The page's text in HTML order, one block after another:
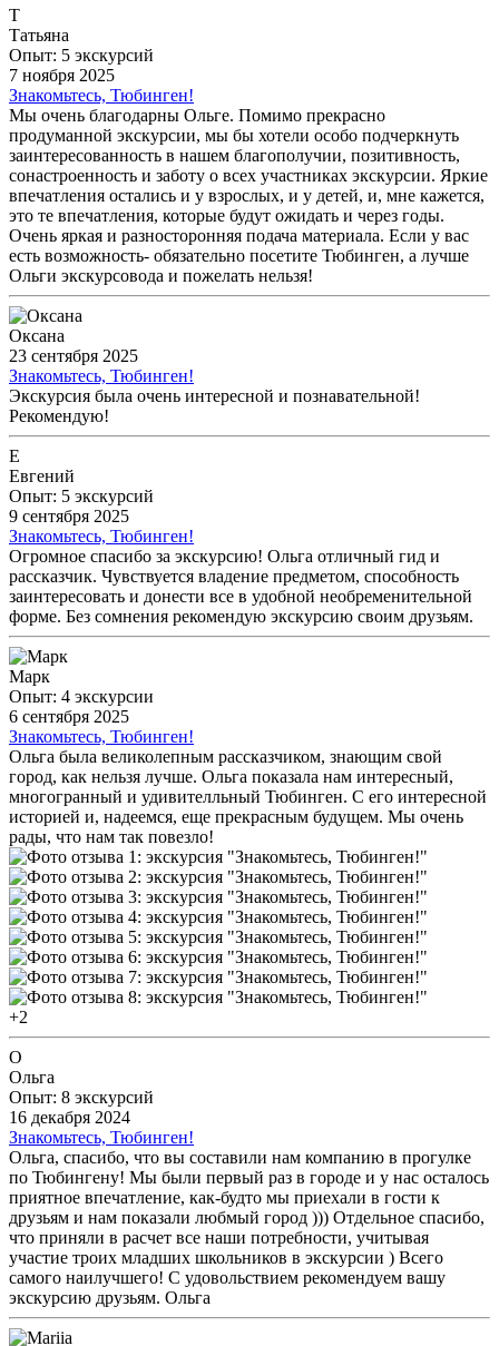
Т
Татьяна
Опыт: 5 экскурсий
7 ноября 2025
Знакомьтесь, Тюбинген!
Мы очень благодарны Ольге. Помимо прекрасно
продуманной экскурсии, мы бы хотели особо подчеркнуть
заинтересованность в нашем благополучии, позитивность,
сонастроенность и заботу о всех участниках экскурсии. Яркие
впечатления остались и у взрослых, и у детей, и, мне кажется,
это те впечатления, которые будут ожидать и через годы.
Очень яркая и разносторонняя подача материала. Если у вас
есть возможность- обязательно посетите Тюбинген, а лучше
Ольги экскурсовода и пожелать нельзя!
Оксана
23 сентября 2025
Знакомьтесь, Тюбинген!
Экскурсия была очень интересной и познавательной!
Рекомендую!
Е
Евгений
Опыт: 5 экскурсий
9 сентября 2025
Знакомьтесь, Тюбинген!
Огромное спасибо за экскурсию! Ольга отличный гид и
рассказчик. Чувствуется владение предметом, способность
заинтересовать и донести все в удобной необременительной
форме. Без сомнения рекомендую экскурсию своим друзьям.
Марк
Опыт: 4 экскурсии
6 сентября 2025
Знакомьтесь, Тюбинген!
Ольга была великолепным рассказчиком, знающим свой
город, как нельзя лучше. Ольга показала нам интересный,
многогранный и удивителльный Тюбинген. С его интересной
историей и, надеемся, еще прекрасным будущем. Мы очень
рады, что нам так повезло!
+2
О
Ольга
Опыт: 8 экскурсий
16 декабря 2024
Знакомьтесь, Тюбинген!
Ольга, спасибо, что вы составили нам компанию в прогулке
по Тюбингену! Мы были первый раз в городе и у нас осталось
приятное впечатление, как-будто мы приехали в гости к
друзьям и нам показали любмый город ))) Отдельное спасибо,
что приняли в расчет все наши потребности, учитывая
участие троих младших школьников в экскурсии ) Всего
самого наилучшего! С удовольствием рекомендуем вашу
экскурсию друзьям. Ольга